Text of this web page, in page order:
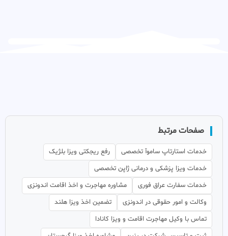
صفحات مرتبط
خدمات استارتاپ ساموآ تخصصی
رفع ریجکتی ویزا بلژیک
خدمات ویزا پزشکی و درمانی ژاپن تخصصی
خدمات سفارت عراق فوری
مشاوره مهاجرت و اخذ اقامت اندونزی
وکالت و امور حقوقی در اندونزی
تضمین اخذ ویزا هلند
تماس با وکیل مهاجرت اقامت و ویزا کانادا